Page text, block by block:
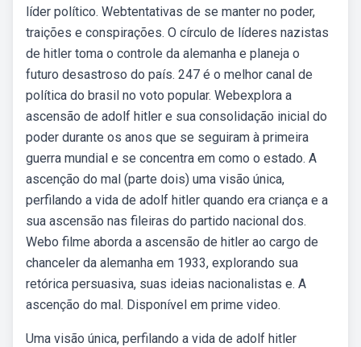
líder político. Webtentativas de se manter no poder,
traições e conspirações. O círculo de líderes nazistas
de hitler toma o controle da alemanha e planeja o
futuro desastroso do país. 247 é o melhor canal de
política do brasil no voto popular. Webexplora a
ascensão de adolf hitler e sua consolidação inicial do
poder durante os anos que se seguiram à primeira
guerra mundial e se concentra em como o estado. A
ascenção do mal (parte dois) uma visão única,
perfilando a vida de adolf hitler quando era criança e a
sua ascensão nas fileiras do partido nacional dos.
Webo filme aborda a ascensão de hitler ao cargo de
chanceler da alemanha em 1933, explorando sua
retórica persuasiva, suas ideias nacionalistas e. A
ascenção do mal. Disponível em prime video.
Uma visão única, perfilando a vida de adolf hitler